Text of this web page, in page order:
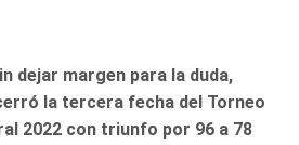
dejar margen para la duda,
la tercera fecha del Torneo
2022 con triunfo por 96 a 78